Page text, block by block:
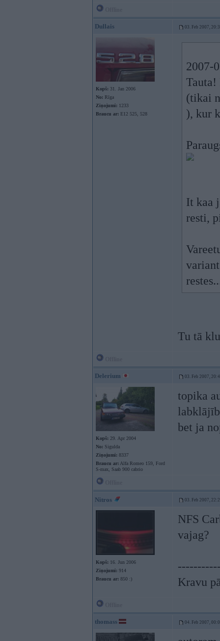
Dullais 03. Feb 2007,
Kopš: 31. Jan 2006
No: Rīga
Ziņojumi: 1233
Braucu ar: E12 525, 528
2007-
Tauta!
(tikai
), kur
It kaa
resti,
Tu tā
Delerium 03. Feb 2007,
Kopš: 29. Apr 2004
No: Sigulda
Ziņojumi: 8337
Braucu ar: Alfa Romeo 159, Ford
S-max, Saab 900 cabrio
topika
bet ja
Nitros 03. Feb 2007,
Kopš: 16. Jun 2006
Ziņojumi: 914
Braucu ar: 850 :)
NFS
vajag?
Kravu
thomass 04. Feb 2007,